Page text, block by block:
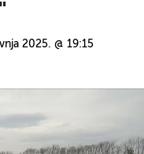
2025. @ 19:15